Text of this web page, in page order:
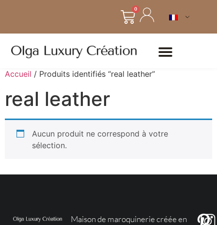
0
Accueil / Produits identifiés “real leather”
real leather
Aucun produit ne correspond à votre
sélection.
Maison de maroquinerie créée en